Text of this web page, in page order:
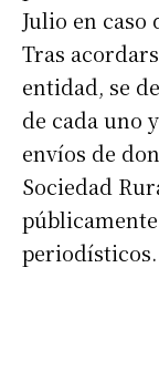
Dirección de
Julio en caso
Tras
entidad, se
de cada uno
envíos de
Sociedad
periodísticos.